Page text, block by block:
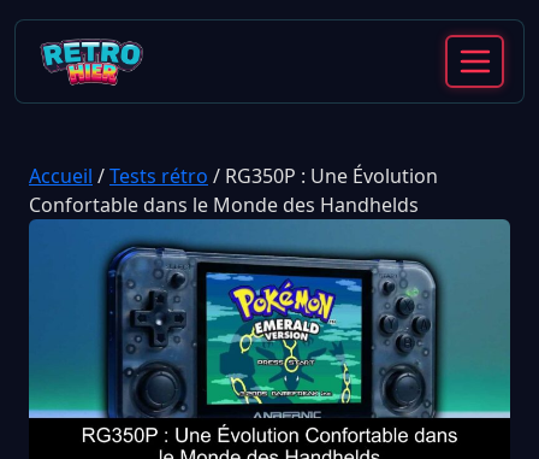
Accueil /Tests rétro / RG350P : Une Évolution
Confortable dans le Monde des Handhelds